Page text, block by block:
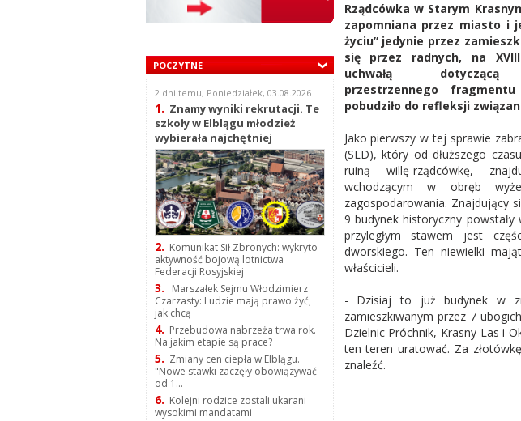
POCZYTNE
2 dni temu, Poniedziałek, 03.08.2026
1. Znamy wyniki rekrutacji. Te
szkoły w Elblągu młodzież
wybierała najchętniej
2. Komunikat Sił Zbronych: wykryto
aktywność bojową lotnictwa
Federacji Rosyjskiej
3.
Marszałek Sejmu Włodzimierz
Czarzasty: Ludzie mają prawo żyć,
jak chcą
4. Przebudowa nabrzeża trwa rok.
Na jakim etapie są prace?
5. Zmiany cen ciepła w Elblągu.
"Nowe stawki zaczęły obowiązywać
od 1...
6. Kolejni rodzice zostali ukarani
wysokimi mandatami
Rządcówka w Starym
zapomniana przez miasto i
życiu” jedynie przez
się przez radnych, na
uchwałą dotyczącą
przestrzennego
pobudziło do refleksji
Jako pierwszy w tej sprawie
(SLD), który od dłuższego
ruiną willę-rządcówkę,
wchodzącym w obręb
zagospodarowania. Znajdujący
9 budynek historyczny
przyległym stawem jest
dworskiego. Ten niewielki
właścicieli.
- Dzisiaj to już budynek w
zamieszkiwanym przez 7
Dzielnic Próchnik, Krasny Las i
ten teren uratować. Za
znaleźć.